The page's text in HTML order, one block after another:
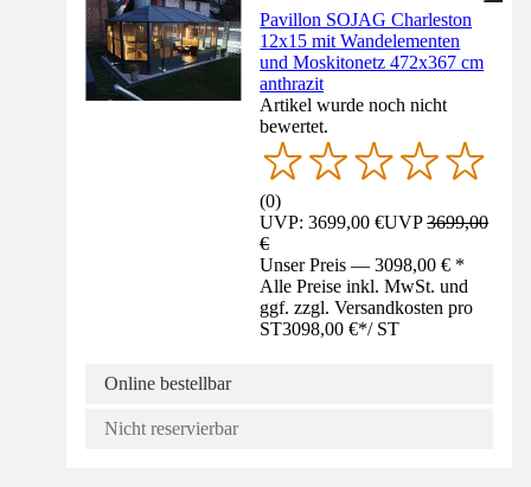
Pavillon SOJAG Charleston
12x15 mit Wandelementen
und Moskitonetz 472x367 cm
anthrazit
Artikel wurde noch nicht
bewertet.
(0)
UVP: 3699,00 €UVP3699,00
€
Unser Preis — 3098,00 € *
Alle Preise inkl. MwSt. und
ggf. zzgl. Versandkosten pro
ST3098,00 €*/ ST
Online bestellbar
Nicht reservierbar